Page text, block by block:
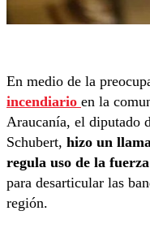
En medio de la
incendiario en la
Araucanía, el diputado
Schubert, hizo un
regula uso de la
para desarticular las
región.